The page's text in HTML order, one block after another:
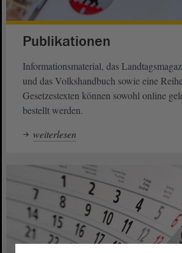
Publikationen
Informationsmaterial, das
und das Volkshandbuch sowie eine
Gesetzestexten können sowohl online
bestellt werden.
weiterlesen